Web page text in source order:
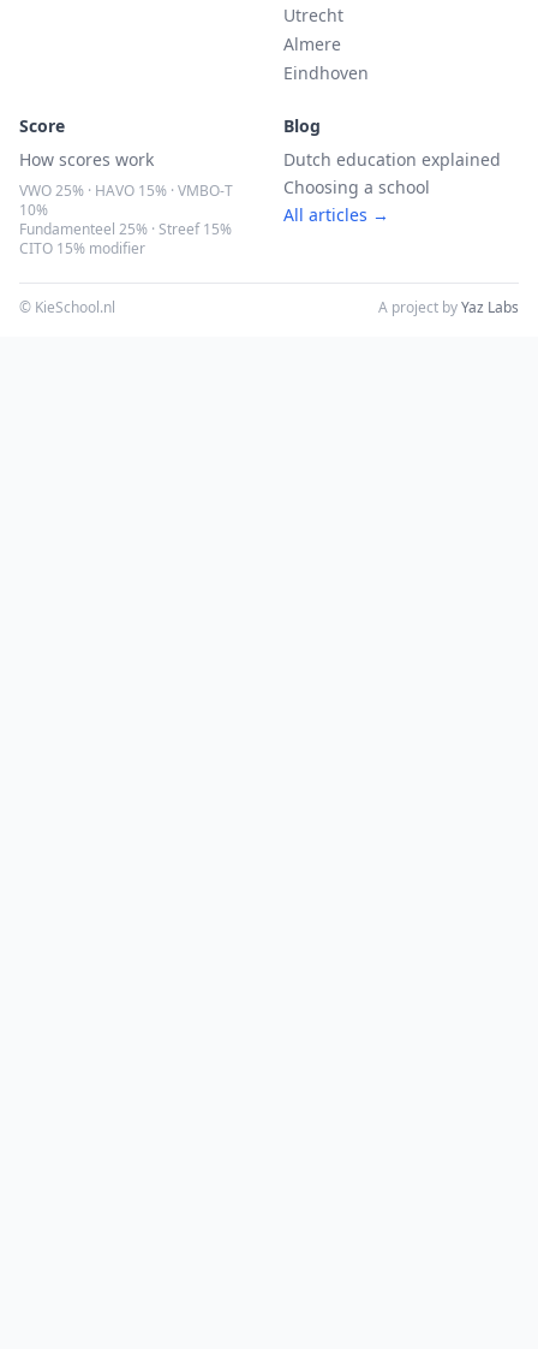
Utrecht
Almere
Eindhoven
Score
How scores work
VWO 25% · HAVO 15% · VMBO-T
10%
Fundamenteel 25% · Streef 15%
CITO 15% modifier
Blog
Dutch education explained
Choosing a school
All articles →
© KieSchool.nl A project byYaz Labs